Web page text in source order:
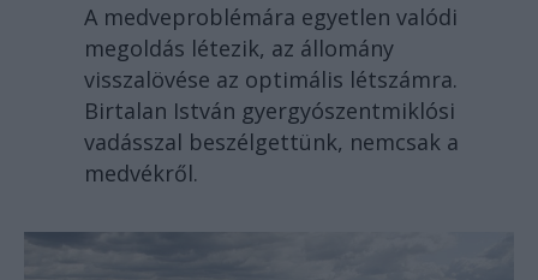
A medveproblémára egyetlen valódi
megoldás létezik, az állomány
visszalövése az optimális létszámra.
Birtalan István gyergyószentmiklósi
vadásszal beszélgettünk, nemcsak a
medvékről.